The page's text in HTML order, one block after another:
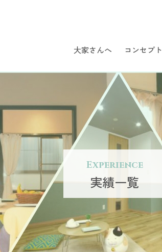
大家さんへ コンセプト
Experience
実績一覧